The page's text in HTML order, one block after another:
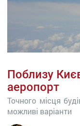
Поблизу
аеропорт
Точного місця
можливі варіанти